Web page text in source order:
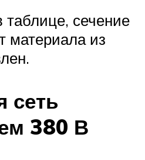
таблице, сечение
материала из
сеть
380 В